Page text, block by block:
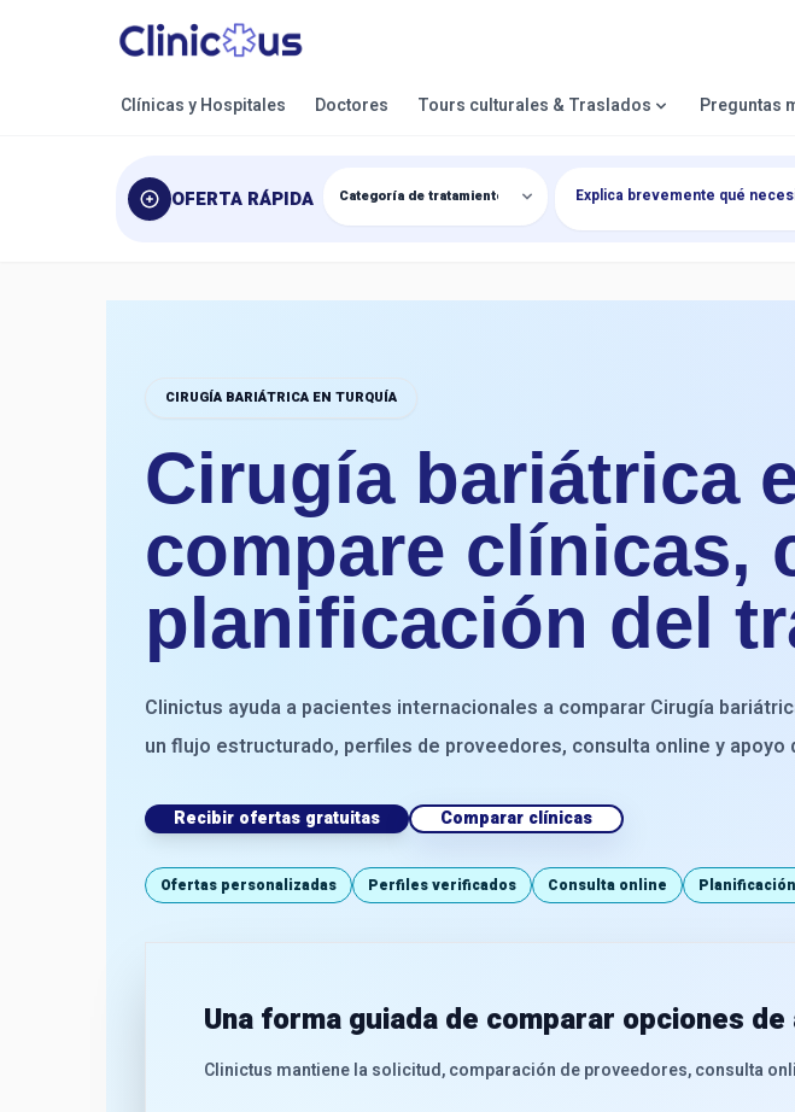
Clínicas y Hospitales Doctores Tours culturales & Traslados Preguntas
OFERTA RÁPIDA
CIRUGÍA BARIÁTRICA EN TURQUÍA
Cirugía bariátrica
compare clínicas,
planificación del
Clinictus ayuda a pacientes internacionales a comparar Cirugía
un flujo estructurado, perfiles de proveedores, consulta online y apoyo
Recibir ofertas gratuitas Comparar clínicas
Ofertas personalizadas Perfiles verificados Consulta online
Una forma guiada de comparar opciones
Clinictus mantiene la solicitud, comparación de proveedores, consulta